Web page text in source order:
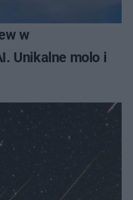
w
Unikalne molo i